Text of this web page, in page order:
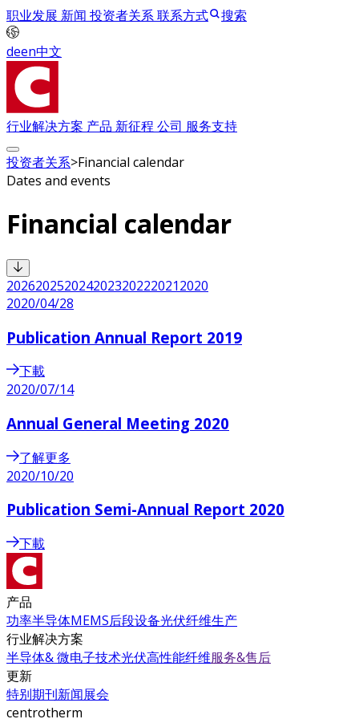
职业发展 新闻 投资者关系联系方式 搜索
deen中文
行业解决方案 产品 新征程 公司 服务支持
投资者关系>Financial calendar
Dates and events
Financial calendar
2026202520242023202220212020
2020/04/28
Publication Annual Report 2019
下載
2020/07/14
Annual General Meeting 2020
了解更多
2020/10/20
Publication Semi-Annual Report 2020
下載
产品
功率半导体MEMS后段设备光伏纤维生产
行业解决方案
半导体& 微电子技术光伏高性能纤维服务&售后
更新
特别期刊新闻展会
centrotherm